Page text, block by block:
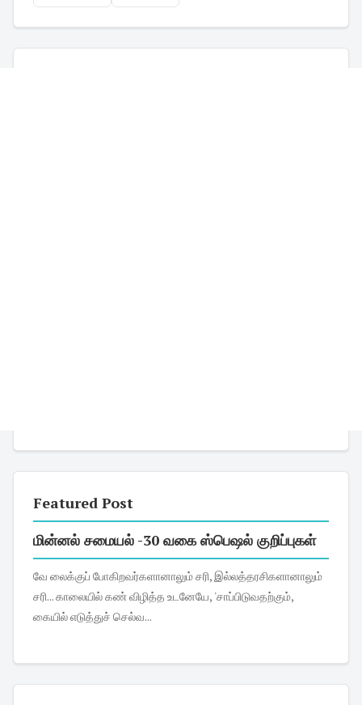
Featured Post
மின்னல் சமையல் -30 வகை ஸ்பெஷல் குறிப்புகள்
வே லைக்குப் போகிறவர்களானாலும் சரி, இல்லத்தரசிகளானாலும்
சரி... காலையில் கண் விழித்த உடனேயே, 'சாப்பிடுவதற்கும்,
கையில் எடுத்துச் செல்வ...